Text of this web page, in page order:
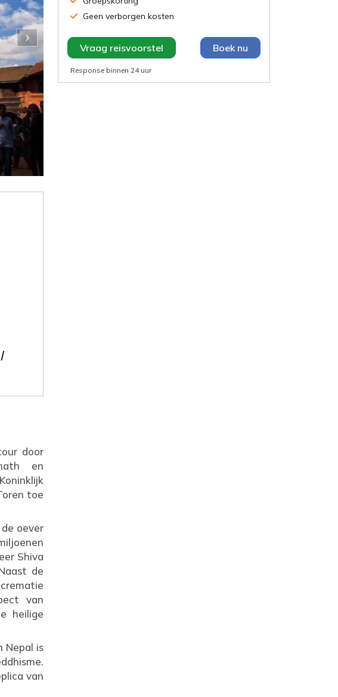
door
en
toe
oever
Shiva
de
van
heilige
Nepal is
van
Geen verborgen kosten
Vraag reisvoorstel Boek nu
Response binnen 24 uur